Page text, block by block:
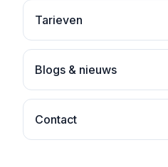
Tarieven
Blogs & nieuws
Contact